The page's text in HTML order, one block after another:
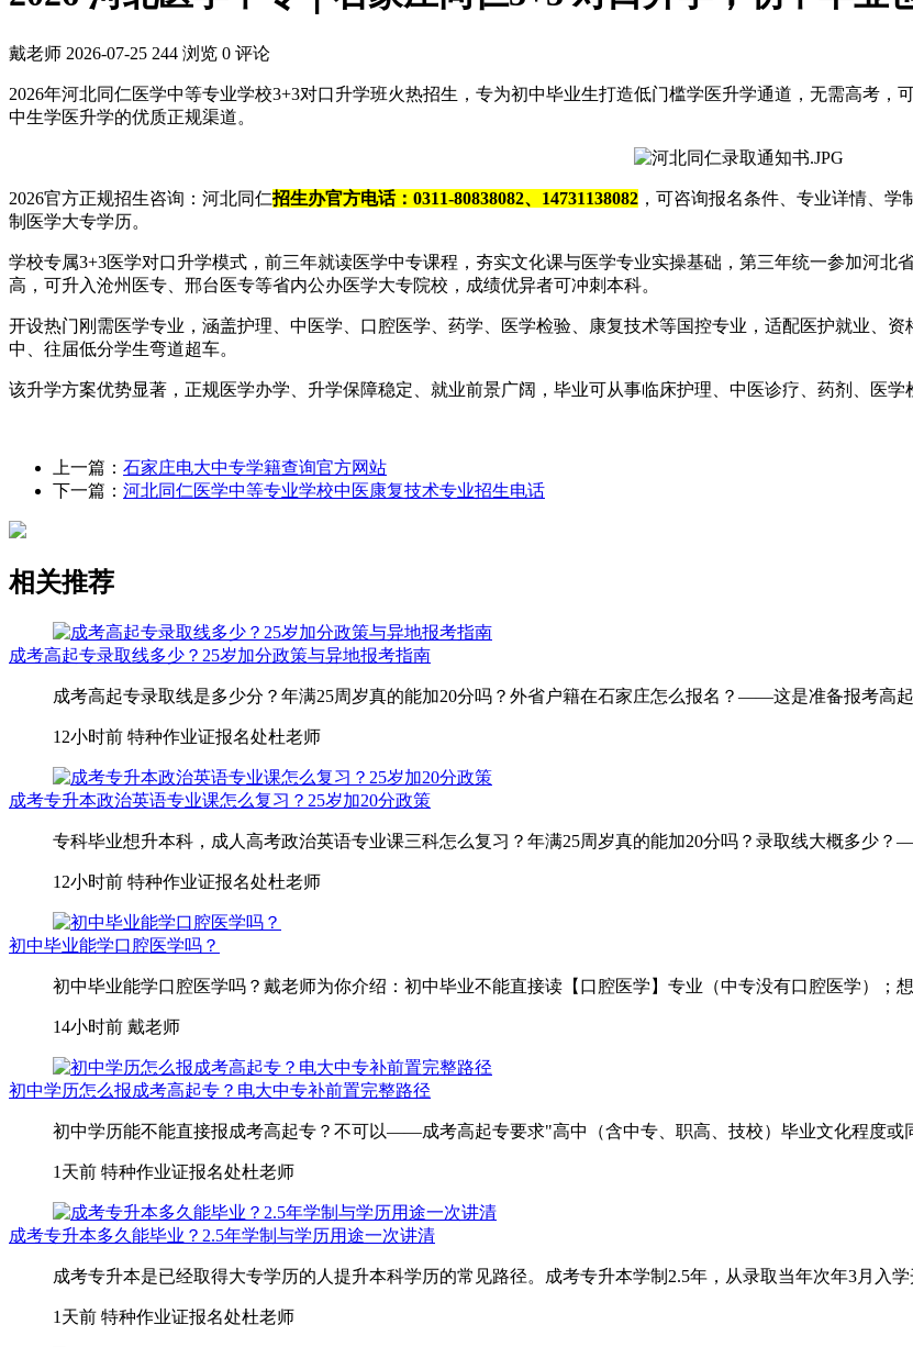
戴老师 2026-07-25 244 浏览 0 评论
2026年河北同仁医学中等专业学校3+3对口升学班火热招生，专为初中毕业生打造低门槛学医升学通道，无需高考
中生学医升学的优质正规渠道。
2026官方正规招生咨询：河北同仁招生办官方电话：0311-80838082、14731138082 ，可咨询报名条件、专业详情、
制医学大专学历。
学校专属3+3医学对口升学模式，前三年就读医学中专课程，夯实文化课与医学专业实操基础，第三年统一参加河
高，可升入沧州医专、邢台医专等省内公办医学大专院校，成绩优异者可冲刺本科。
开设热门刚需医学专业，涵盖护理、中医学、口腔医学、药学、医学检验、康复技术等国控专业，适配医护就业、
中、往届低分学生弯道超车。
该升学方案优势显著，正规医学办学、升学保障稳定、就业前景广阔，毕业可从事临床护理、中医诊疗、药剂、医
上一篇： 石家庄电大中专学籍查询官方网站
下一篇： 河北同仁医学中等专业学校中医康复技术专业招生电话
相关推荐
成考高起专录取线多少？25岁加分政策与异地报考指南
成考高起专录取线是多少分？年满25周岁真的能加20分吗？外省户籍在石家庄怎么报名？——这是准备报考高
12小时前 特种作业证报名处杜老师
成考专升本政治英语专业课怎么复习？25岁加20分政策
专科毕业想升本科，成人高考政治英语专业课三科怎么复习？年满25周岁真的能加20分吗？录取线大概多少
12小时前 特种作业证报名处杜老师
初中毕业能学口腔医学吗？
初中毕业能学口腔医学吗？戴老师为你介绍：初中毕业不能直接读【口腔医学】专业（中专没有口腔医学）；
14小时前 戴老师
初中学历怎么报成考高起专？电大中专补前置完整路径
初中学历能不能直接报成考高起专？不可以——成考高起专要求"高中（含中专、职高、技校）毕业文化程度
1天前 特种作业证报名处杜老师
成考专升本多久能毕业？2.5年学制与学历用途一次讲清
成考专升本是已经取得大专学历的人提升本科学历的常见路径。成考专升本学制2.5年，从录取当年次年3月入
1天前 特种作业证报名处杜老师